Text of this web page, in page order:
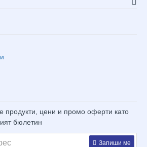
продукти, цени и промо оферти като
бюлетин
Запиши ме